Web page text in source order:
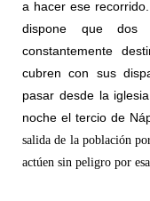
a hacer ese
dispone que dos
constantemente
cubren con sus
pasar desde la
noche el tercio de
salida de la población
actúen sin peligro por esa